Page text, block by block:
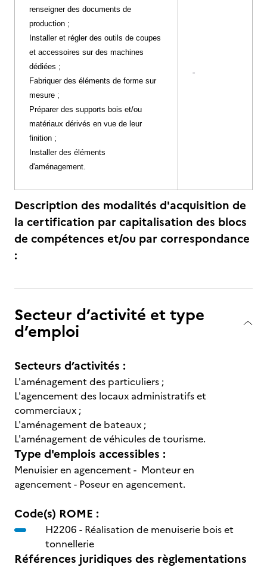
renseigner des documents de
production ;
Installer et régler des outils de coupes
et accessoires sur des machines
dédiées ;
Fabriquer des éléments de forme sur
mesure ;
Préparer des supports bois et/ou
matériaux dérivés en vue de leur
finition ;
Installer des éléments
d'aménagement.
-
Description des modalités d'acquisition de
la certification par capitalisation des blocs
de compétences et/ou par correspondance
:
Secteur d’activité et type
d’emploi
Secteurs d’activités :
L'aménagement des particuliers ;
L'agencement des locaux administratifs et
commerciaux ;
L'aménagement de bateaux ;
L'aménagement de véhicules de tourisme.
Type d'emplois accessibles :
Menuisier en agencement - Monteur en
agencement - Poseur en agencement.
Code(s) ROME :
H2206 - Réalisation de menuiserie bois et
tonnellerie
Références juridiques des règlementations